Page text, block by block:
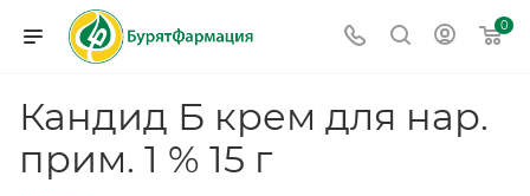
0
Кандид Б крем для нар.
прим. 1 % 15 г